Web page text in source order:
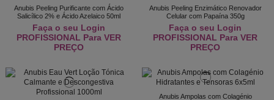
Anubis Peeling Purificante com Ácido
Salicílico 2% e Ácido Azelaico 50ml
Faça o seu Login
PROFISSIONAL Para VER
PREÇO
Anubis Peeling Enzimático Renovador
Celular com Papaína 350g
Faça o seu Login
PROFISSIONAL Para VER
PREÇO
Anubis Ampolas com Colagénio